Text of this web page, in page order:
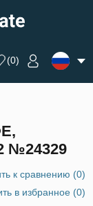
(0)
№24329
к сравнению (0)
в избранное(0)